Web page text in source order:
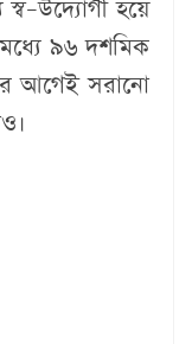
হয়ে
৯৬ দশমিক
আগেই সরানো